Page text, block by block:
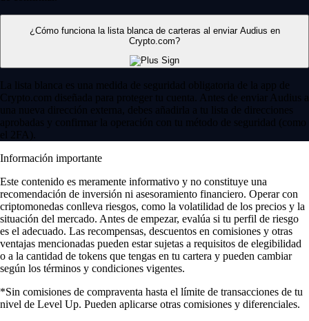
¿Cómo funciona la lista blanca de carteras al enviar Audius en
Crypto.com?
La lista blanca es una medida de seguridad obligatoria de la app de
Crypto.com diseñada para proteger tu cuenta. Antes de enviar Audius a
una nueva dirección externa, debes añadirla a tu lista de direcciones
aprobadas y confirmar la operación con tu método de seguridad (como
el 2FA).
Información importante
Este contenido es meramente informativo y no constituye una
recomendación de inversión ni asesoramiento financiero. Operar con
criptomonedas conlleva riesgos, como la volatilidad de los precios y la
situación del mercado. Antes de empezar, evalúa si tu perfil de riesgo
es el adecuado. Las recompensas, descuentos en comisiones y otras
ventajas mencionadas pueden estar sujetas a requisitos de elegibilidad
o a la cantidad de tokens que tengas en tu cartera y pueden cambiar
según los términos y condiciones vigentes.
*Sin comisiones de compraventa hasta el límite de transacciones de tu
nivel de Level Up. Pueden aplicarse otras comisiones y diferenciales.